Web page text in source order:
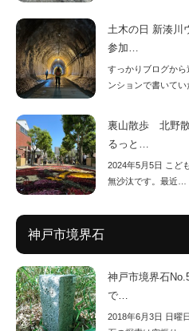
土木の日 新湊川
参加…
すっかりブログか
ンションで書いてい
裏山散歩 北野
るっと…
2024年5月5日 こど
無沙汰です。最近…
神戸市境界石
神戸市境界石
で…
2018年6月3日 日曜